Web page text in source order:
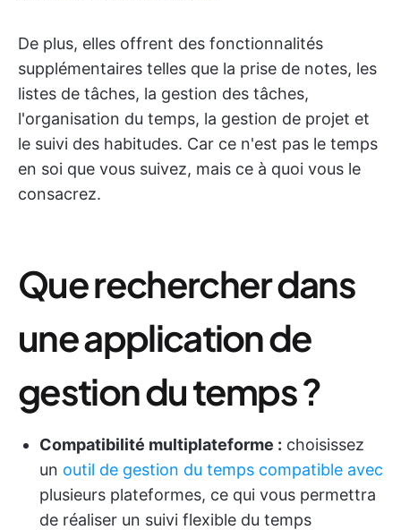
De plus, elles offrent des fonctionnalités
supplémentaires telles que la prise de notes, les
listes de tâches, la gestion des tâches,
l'organisation du temps, la gestion de projet et
le suivi des habitudes. Car ce n'est pas le temps
en soi que vous suivez, mais ce à quoi vous le
consacrez.
Que rechercher dans
une application de
gestion du temps ?
Compatibilité multiplateforme : choisissez
un outil de gestion du temps compatible avec
plusieurs plateformes, ce qui vous permettra
de réaliser un suivi flexible du temps